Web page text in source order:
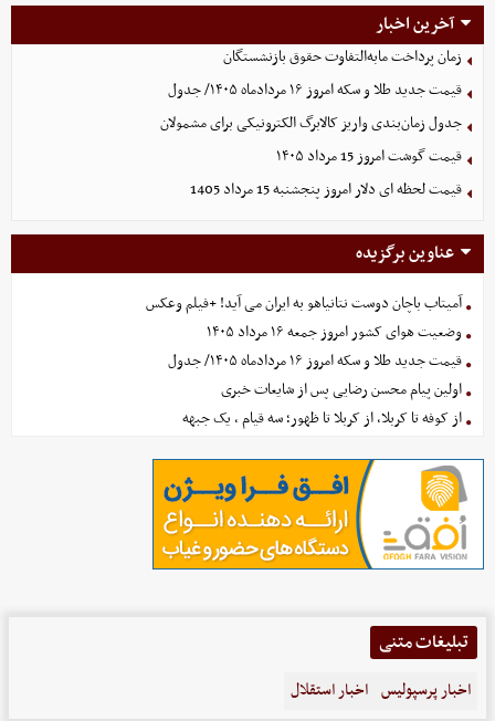
آخرین اخبار
زمان پرداخت مابه‌التفاوت حقوق بازنشستگان
قیمت جدید طلا و سکه امروز ۱۶ مردادماه ۱۴۰۵/ جدول
جدول زمان‌بندی واریز کالابرگ الکترونیکی برای مشمولان
قیمت گوشت امروز 15 مرداد ۱۴۰۵
قیمت لحظه ای دلار امروز پنجشنبه 15 مرداد 1405
عناوین برگزیده
آمیتاب باچان دوست نتانیاهو به ایران می آید! +فیلم وعکس
وضعیت هوای کشور امروز جمعه ۱۶ مرداد ۱۴۰۵
قیمت جدید طلا و سکه امروز ۱۶ مردادماه ۱۴۰۵/ جدول
اولین پیام محسن رضایی پس از شایعات خبری
از کوفه تا کربلا، از کربلا تا ظهور؛ سه قیام ، یک جبهه
تبلیغات متنی
اخبار پرسپولیس اخبار استقلال